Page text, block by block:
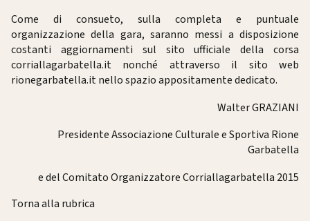
Come di consueto, sulla completa e puntuale
organizzazione della gara, saranno messi a disposizione
costanti aggiornamenti sul sito ufficiale della corsa
corriallagarbatella.it nonché attraverso il sito web
rionegarbatella.it nello spazio appositamente dedicato.
Walter GRAZIANI
Presidente Associazione Culturale e Sportiva Rione
Garbatella
e del Comitato Organizzatore Corriallagarbatella 2015
Torna alla rubrica